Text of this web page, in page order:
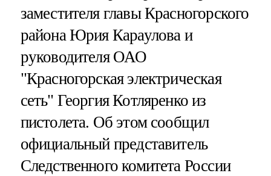
заместителя главы Красногорского
района Юрия Караулова и
руководителя ОАО
"Красногорская электрическая
сеть" Георгия Котляренко из
пистолета. Об этом сообщил
официальный представитель
Следственного комитета России